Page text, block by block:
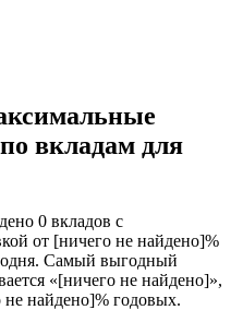
вкладам для
0 вкладов с
от [ничего не найдено]%
Самый выгодный
«[ничего не найдено]»,
найдено]% годовых.